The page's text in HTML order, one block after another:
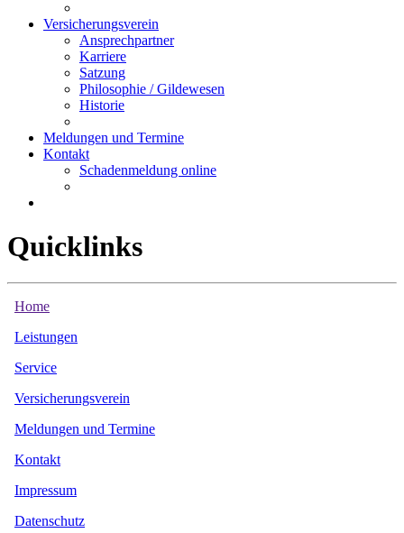
Versicherungsverein
Ansprechpartner
Karriere
Satzung
Philosophie / Gildewesen
Historie
Meldungen und Termine
Kontakt
Schadenmeldung online
Quicklinks
Home
Leistungen
Service
Versicherungsverein
Meldungen und Termine
Kontakt
Impressum
Datenschutz